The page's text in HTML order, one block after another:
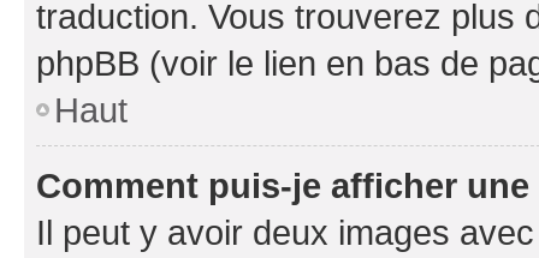
traduction. Vous trouverez plus
phpBB (voir le lien en bas de
Haut
Comment puis-je afficher
Il peut y avoir deux images